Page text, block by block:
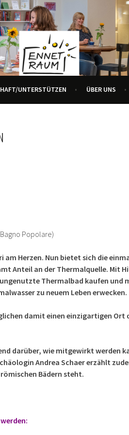
ENNETBADEN
UNTERSTÜTZEN ÜBER UNS
Popolare)
am Herzen. Nun bietet sich die
Anteil an der Thermalquelle. Mit
Thermalbad kaufen und
zu neuem Leben erwecken.
damit einen einzigartigen Ort
darüber, wie mitgewirkt werden
Andrea Schaer erzählt
Bädern steht.